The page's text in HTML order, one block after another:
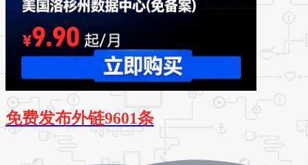
免费发布外链9601条